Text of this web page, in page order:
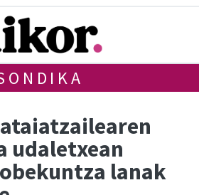
udaletxean
lanak